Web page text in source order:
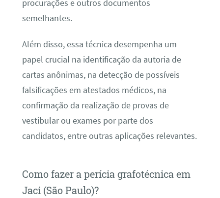
procurações e outros documentos
semelhantes.
Além disso, essa técnica desempenha um
papel crucial na identificação da autoria de
cartas anônimas, na detecção de possíveis
falsificações em atestados médicos, na
confirmação da realização de provas de
vestibular ou exames por parte dos
candidatos, entre outras aplicações relevantes.
Como fazer a perícia grafotécnica em
Jaci (São Paulo)?